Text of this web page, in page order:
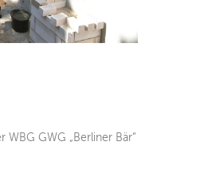
GWG „Berliner Bär“